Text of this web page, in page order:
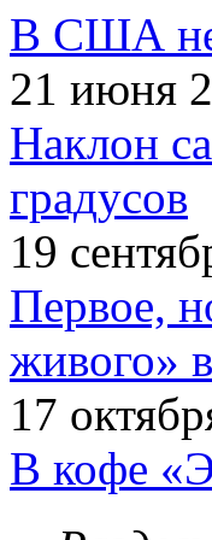
В США
21 июня
Наклон
градусов
19
Первое,
живого»
17
В кофе